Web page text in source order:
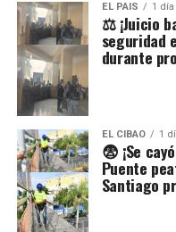
EL PAIS 1
⚖️ ¡Juicio
seguridad
durante
EL CIBAO 1
😨 ¡Se
Puente
Santiago